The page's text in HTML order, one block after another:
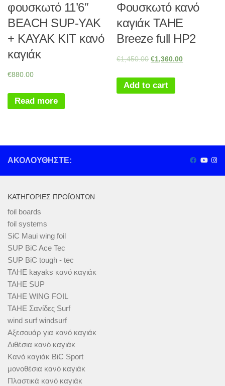
φουσκωτό 11’6″
BEACH SUP-YAK
+ KAYAK KIT κανό
καγιάκ
€880.00
Read more
Φουσκωτό κανό
καγιάκ TAHE
Breeze full HP2
€1,450.00 €1,360.00
Add to cart
ΑΚΟΛΟΥΘΉΣΤΕ:
ΚΑΤΗΓΟΡΊΕΣ ΠΡΟΪΌΝΤΩΝ
foil boards
foil systems
SiC Maui wing foil
SUP BiC Ace Tec
SUP BiC tough - tec
TAHE kayaks κανό καγιάκ
TAHE SUP
TAHE WING FOIL
TAHE Σανίδες Surf
wind surf windsurf
Αξεσουάρ για κανό καγιάκ
Διθέσια κανό καγιάκ
Κανό καγιάκ BiC Sport
μονοθέσια κανό καγιάκ
Πλαστικά κανό καγιάκ